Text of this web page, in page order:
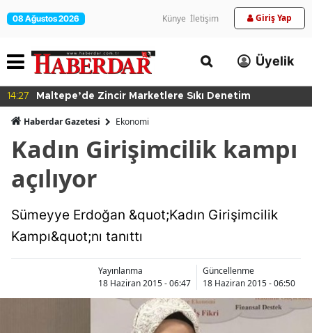
08 Ağustos 2026 Künye İletişim Giriş Yap
Üyelik
14:27 Maltepe’de Zincir Marketlere Sıkı Denetim
Haberdar Gazetesi Ekonomi
Kadın Girişimcilik kampı
açılıyor
Sümeyye Erdoğan &quot;Kadın Girişimcilik
Kampı&quot;nı tanıttı
Yayınlanma
18 Haziran 2015 - 06:47
Güncellenme
18 Haziran 2015 - 06:50